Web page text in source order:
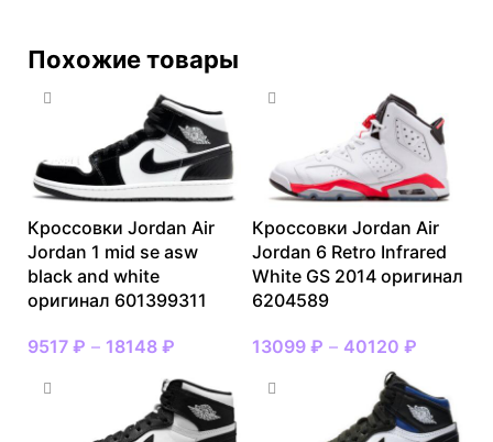
Похожие товары
Кроссовки Jordan Air
Jordan 1 mid se asw
black and white
оригинал 601399311
9517 ₽ – 18148 ₽
Кроссовки Jordan Air
Jordan 6 Retro Infrared
White GS 2014 оригинал
6204589
13099 ₽ – 40120 ₽